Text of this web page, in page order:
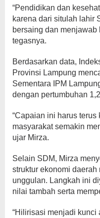
“Pendidikan dan
karena dari situlah lahir
bersaing dan menjawab
tegasnya.
Berdasarkan data,
Provinsi Lampung
Sementara IPM
dengan pertumbuhan
“Capaian ini harus
masyarakat semakin
ujar Mirza.
Selain SDM, Mirza
struktur ekonomi
unggulan. Langkah ini
nilai tambah serta
“Hilirisasi menjadi kunci